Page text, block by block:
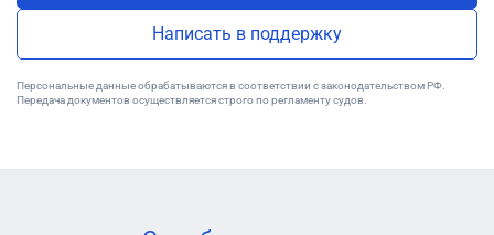
Написать в поддержку
Персональные данные обрабатываются в соответствии с законодательством РФ.
Передача документов осуществляется строго по регламенту судов.